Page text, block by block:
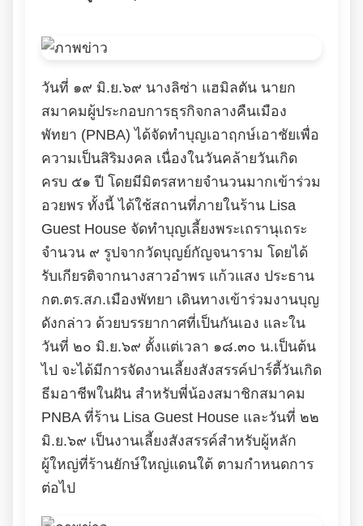
วันที่ ๑๙ มิ.ย.๖๙ นางลิซ่า แฮมิลตัน นายก
สมาคมผู้ประกอบการธุรกิจกลางคืนเมือง
พัทยา (PNBA) ได้จัดทำบุญเอาฤกษ์เอาชัยเพื่อ
ความเป็นสิริมงคล เนื่องในวันคล้ายวันเกิด
ครบ ๕๑ ปี โดยมีมิตรสหายจำนวนมากเข้าร่วม
อวยพร ทั้งนี้ ได้ใช้สถานที่ภายในร้าน Lisa
Guest House จัดทำบุญเลี้ยงพระเถรานุเถระ
จำนวน ๙ รูปจากวัดบุญย์กัญจนาราม โดยได้
รับเกียรติจากนางสาวอำพร แก้วแสง ประธาน
กต.ตร.สภ.เมืองพัทยา เดินทางเข้าร่วมงานบุญ
ดังกล่าว ด้วยบรรยากาศที่เป็นกันเอง และใน
วันที่ ๒๐ มิ.ย.๖๙ ตั้งแต่เวลา ๑๘.๓๐ น.เป็นต้น
ไป จะได้มีการจัดงานเลี้ยงสังสรรค์ปาร์ตี้วันเกิด
ธีมอาชีพในฝัน สำหรับพี่น้องสมาชิกสมาคม
PNBA ที่ร้าน Lisa Guest House และวันที่ ๒๒
มิ.ย.๖๙ เป็นงานเลี้ยงสังสรรค์สำหรับผู้หลัก
ผู้ใหญ่ที่ร้านยักษ์ใหญ่แดนใต้ ตามกำหนดการ
ต่อไป